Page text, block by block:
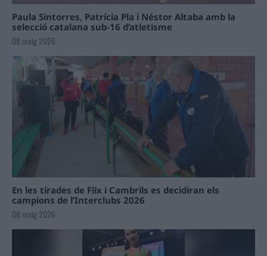
Paula Sintorres, Patrícia Pla i Néstor Altaba amb la
selecció catalana sub-16 d’atletisme
08 maig 2026
En les tirades de Flix i Cambrils es decidiran els
campions de l’Interclubs 2026
08 maig 2026